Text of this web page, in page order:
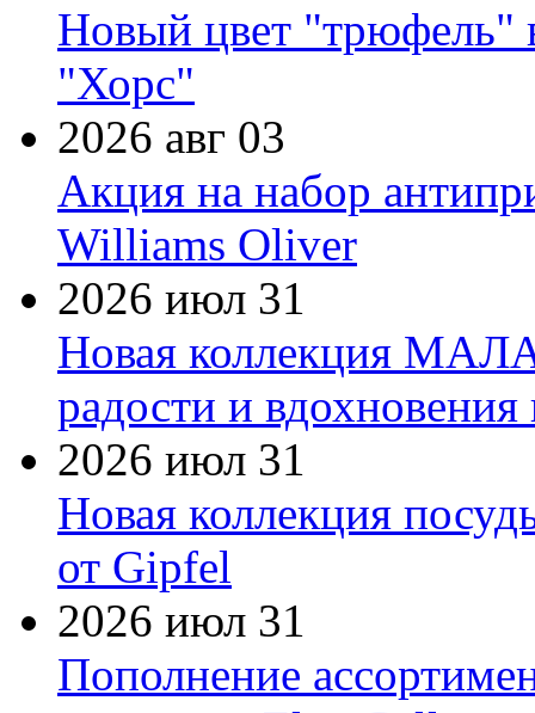
Новый цвет "трюфель"
"Хорс"
2026 авг 03
Акция на набор
Williams Oliver
2026 июл 31
Новая коллекция
радости и
2026 июл 31
Новая коллекция
от Gipfel
2026 июл 31
Пополнение